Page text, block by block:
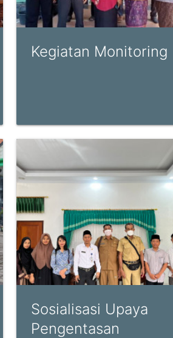
Kegiatan Monitoring
Sosialisasi Upaya
Pengentasan